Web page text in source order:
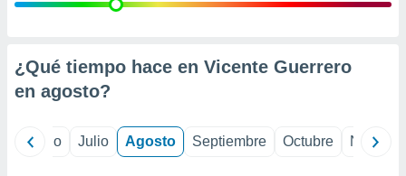
e
mediante
¿Qué tiempo hace en Vicente Guerrero
en agosto?
Junio Julio Agosto Septiembre Octubre